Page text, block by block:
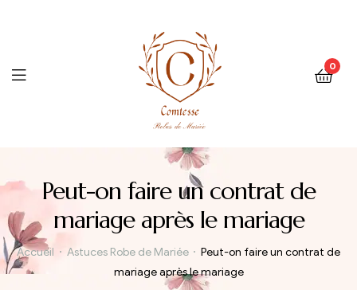
0
Menu
Peut-on faire un contrat de
mariage après le mariage
Accueil Astuces Robe de Mariée
Peut-on faire un contrat de
mariage après le mariage